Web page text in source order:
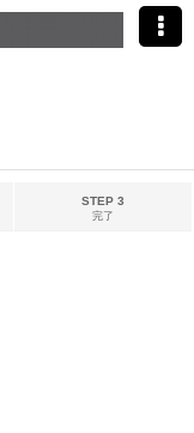
STEP 3
完了